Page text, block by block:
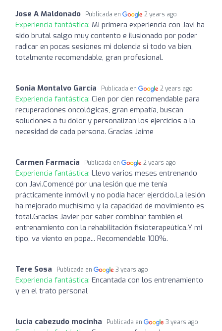
Jose A Maldonado Publicada en 2 years ago
Experiencia fantástica: Mi primera experiencia con Javi ha
sido brutal salgo muy contento e ilusionado por poder
radicar en pocas sesiones mi dolencia si todo va bien,
totalmente recomendable, gran profesional.
Sonia Montalvo García Publicada en 2 years ago
Experiencia fantástica: Cien por cien recomendable para
recuperaciones oncológicas, gran empatía, buscan
soluciones a tu dolor y personalizan los ejercicios a la
necesidad de cada persona. Gracias Jaime
Carmen Farmacia Publicada en 2 years ago
Experiencia fantástica: Llevo varios meses entrenando
con Javi.Comencé por una lesión que me tenía
prácticamente inmóvil y no podía hacer ejercicio.La lesión
ha mejorado muchísimo y la capacidad de movimiento es
total.Gracias Javier por saber combinar también el
entrenamiento con la rehabilitación fisioterapeútica.Y mi
tipo, va viento en popa... Recomendable 100%.
Tere Sosa Publicada en 3 years ago
Experiencia fantástica: Encantada con los entrenamiento
y en el trato personal
lucia cabezudo mocinha Publicada en 3 years ago